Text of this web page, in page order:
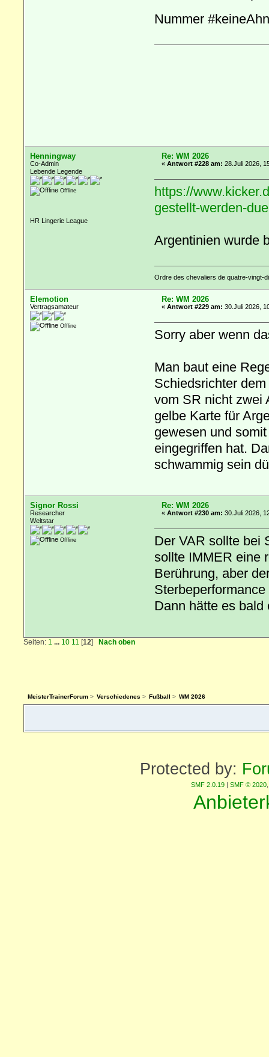
Nummer
Henningway
Co-Admin
Lebende Legende
Offline
HR Lingerie League
Re: WM 2026
«Antwort #228 am: 28.Juli 2026,
https://
gestellt-werden-
Argentinien wurde
Ordre des chevaliers de quatre-vingt-
Elemotion
Vertragsamateur
Offline
Re: WM 2026
«Antwort #229 am: 30.Juli 2026,
Sorry aber wenn
Man baut eine
Schiedsrichter
vom SR nicht zwei
gelbe Karte für
gewesen und
eingegriffen hat.
schwammig sein
Signor Rossi
Researcher
Weltstar
Offline
Re: WM 2026
«Antwort #230 am: 30.Juli 2026,
Der VAR sollte bei
sollte IMMER eine
Berührung, aber
Dann hätte es
Seiten: 1 ... 10 11 [12]Nach oben
MeisterTrainerForum> Verschiedenes > Fußball > WM 2026
Protected by:
SMF 2.0.19 SMF © 2020